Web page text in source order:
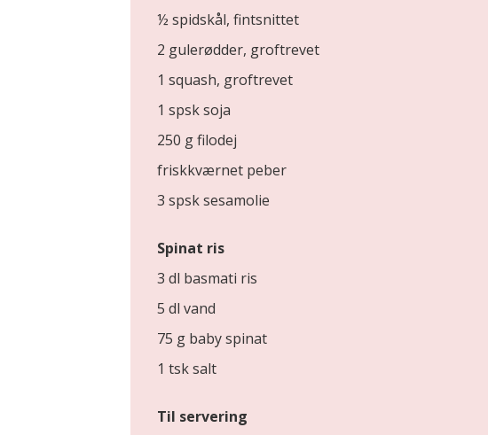
½ spidskål, fintsnittet
2 gulerødder, groftrevet
1 squash, groftrevet
1 spsk soja
250 g filodej
friskkværnet peber
3 spsk sesamolie
Spinat ris
3 dl basmati ris
5 dl vand
75 g baby spinat
1 tsk salt
Til servering